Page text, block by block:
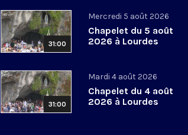
31:00
Mercredi 5 août 2026
Chapelet du 5 août
2026 à Lourdes
31:00
Mardi 4 août 2026
Chapelet du 4 août
2026 à Lourdes